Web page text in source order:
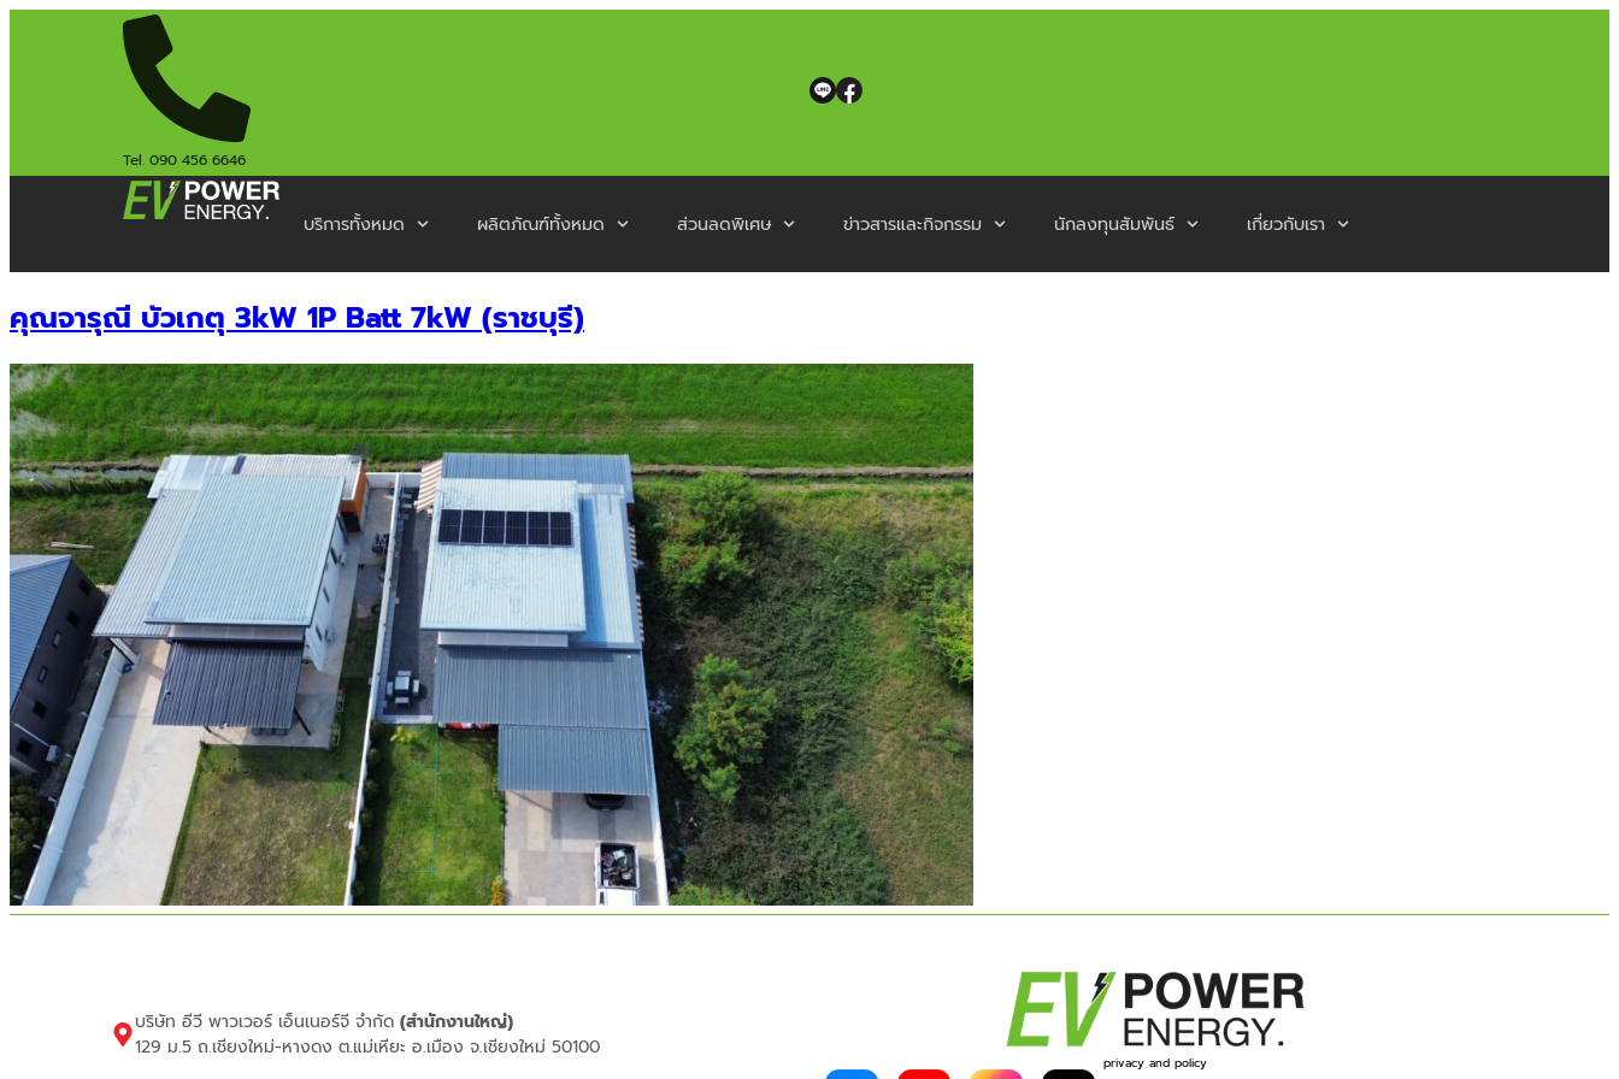
Tel. 090 456 6646
บริการทั้งหมด ผลิตภัณฑ์ทั้งหมด ส่วนลดพิเศษ ข่าวสารและกิจกรรม นักลงทุนสัมพันธ์ เกี่ยวกับเรา
คุณจารุณี บัวเกตุ 3kW 1P Batt 7kW (ราชบุรี)
บริษัท อีวี พาวเวอร์ เอ็นเนอร์จี จำกัด (สำนักงานใหญ่)
129 ม.5 ถ.เชียงใหม่-หางดง ต.แม่เหียะ อ.เมือง จ.เชียงใหม่ 50100
privacy and policy